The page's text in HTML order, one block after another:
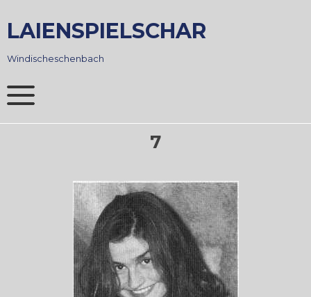
to
content
LAIENSPIELSCHAR
Windischeschenbach
7